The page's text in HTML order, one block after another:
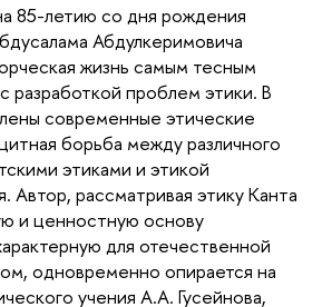
85-летию со дня рождения
Абдулкеримовича
жизнь самым тесным
разработкой проблем этики. В
современные этические
борьба между различного
этиками и этикой
Автор, рассматривая этику Канта
и ценностную основу
для отечественной
одновременно опирается на
учения А.А. Гусейнова,